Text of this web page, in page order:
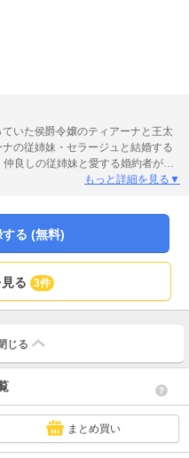
いた侯爵令嬢のティアーナと王太
の従姉妹・セラージュと結婚する
良しの従姉妹と愛する婚約者が結
領地でひっそりと暮らすティアー
い下げだと思っていたのに――。
冊版です。重複購入にご注意くだ
もっと詳細を見る▼
る (無料)
る 3件
じる
まとめ買い